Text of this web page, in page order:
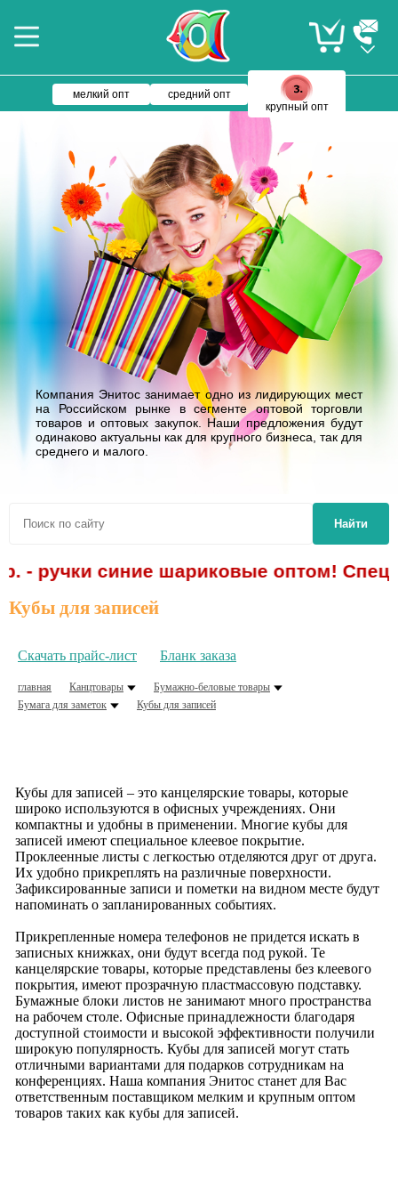
мелкий опт
средний опт
крупный опт
Компания Энитос занимает одно из лидирующих мест
на Российском рынке в сегменте оптовой торговли
товаров и оптовых закупок. Наши предложения будут
одинаково актуальны как для крупного бизнеса, так для
среднего и малого.
Найти
- ручки синие шариковые оптом!
Кубы для записей
Скачать прайс-лист Бланк заказа
главная Канцтовары
Бумажно-беловые товары
Бумага для заметок
Кубы для записей
Кубы для записей – это канцелярские товары, которые
широко используются в офисных учреждениях. Они
компактны и удобны в применении. Многие кубы для
записей имеют специальное клеевое покрытие.
Проклеенные листы с легкостью отделяются друг от друга.
Их удобно прикреплять на различные поверхности.
Зафиксированные записи и пометки на видном месте будут
напоминать о запланированных событиях.
Прикрепленные номера телефонов не придется искать в
записных книжках, они будут всегда под рукой. Те
канцелярские товары, которые представлены без клеевого
покрытия, имеют прозрачную пластмассовую подставку.
Бумажные блоки листов не занимают много пространства
на рабочем столе. Офисные принадлежности благодаря
доступной стоимости и высокой эффективности получили
широкую популярность. Кубы для записей могут стать
отличными вариантами для подарков сотрудникам на
конференциях. Наша компания Энитос станет для Вас
ответственным поставщиком мелким и крупным оптом
товаров таких как кубы для записей.